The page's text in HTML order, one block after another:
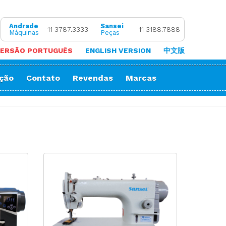
Contato Revendas Marcas
PORTUGUÊS ENGLISH VERSION 中文版
Andrade
Máquinas
11 3787.3333
Sansei
Peças
11 3188.7888